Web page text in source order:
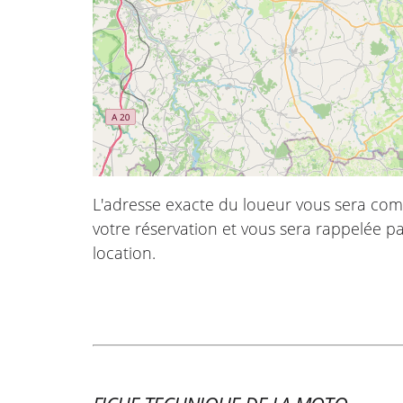
L'adresse exacte du loueur vous sera
votre réservation et vous sera rappelée
location.